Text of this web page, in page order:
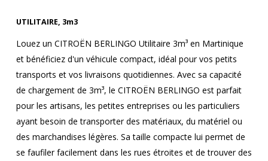
UTILITAIRE, 3m3
Louez un CITROËN BERLINGO Utilitaire 3m³ en Martinique
et bénéficiez d'un véhicule compact, idéal pour vos petits
transports et vos livraisons quotidiennes. Avec sa capacité
de chargement de 3m³, le CITROËN BERLINGO est parfait
pour les artisans, les petites entreprises ou les particuliers
ayant besoin de transporter des matériaux, du matériel ou
des marchandises légères. Sa taille compacte lui permet de
se faufiler facilement dans les rues étroites et de trouver des